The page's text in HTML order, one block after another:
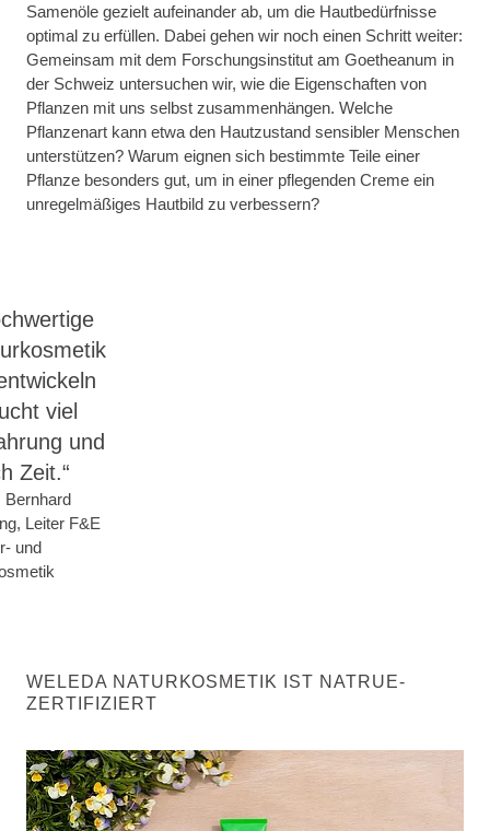
Samenöle gezielt aufeinander ab, um die Hautbedürfnisse
optimal zu erfüllen. Dabei gehen wir noch einen Schritt weiter:
Gemeinsam mit dem Forschungsinstitut am Goetheanum in
der Schweiz untersuchen wir, wie die Eigenschaften von
Pflanzen mit uns selbst zusammenhängen. Welche
Pflanzenart kann etwa den Hautzustand sensibler Menschen
unterstützen? Warum eignen sich bestimmte Teile einer
Pflanze besonders gut, um in einer pflegenden Creme ein
unregelmäßiges Hautbild zu verbessern?
viel
und
Zeit.“
Bernhard
Leiter F&E
und
WELEDA NATURKOSMETIK IST NATRUE-
ZERTIFIZIERT